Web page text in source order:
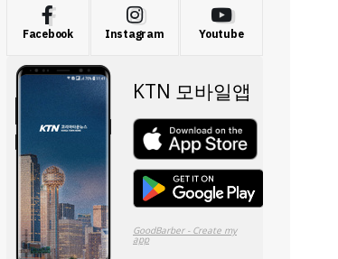
Facebook Instagram Youtube